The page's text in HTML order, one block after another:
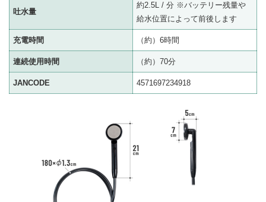
吐水量
約2.5L / 分 ※バッテリー残量や
給水位置によって前後します
充電時間 （約）6時間
連続使用時間 （約）70分
JANCODE 4571697234918